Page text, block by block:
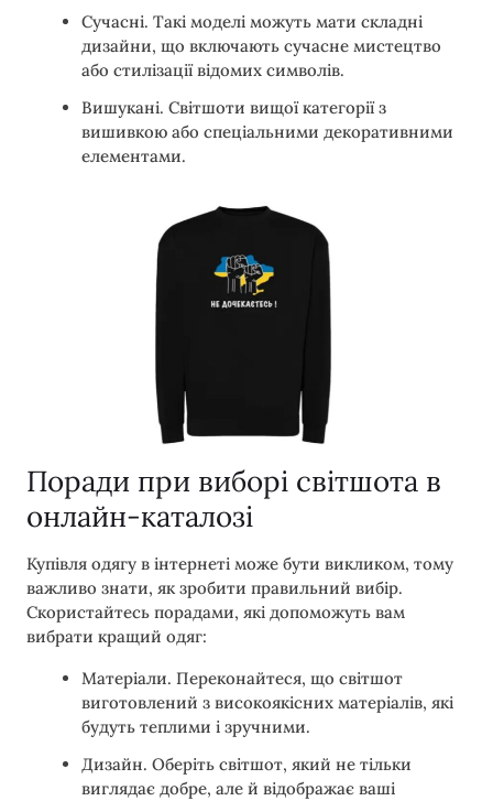
Сучасні. Такі моделі можуть мати складні
дизайни, що включають сучасне мистецтво
або стилізації відомих символів.
Вишукані. Світшоти вищої категорії з
вишивкою або спеціальними декоративними
елементами.
Поради при виборі світшота в
онлайн-каталозі
Купівля одягу в інтернеті може бути викликом, тому
важливо знати, як зробити правильний вибір.
Скористайтесь порадами, які допоможуть вам
вибрати кращий одяг:
Матеріали. Переконайтеся, що світшот
виготовлений з високоякісних матеріалів, які
будуть теплими і зручними.
Дизайн. Оберіть світшот, який не тільки
виглядає добре, але й відображає ваші